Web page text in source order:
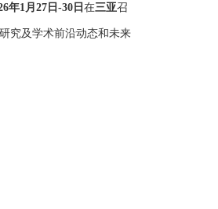
年1月27日-30日 在三亚召
究及学术前沿动态和未来